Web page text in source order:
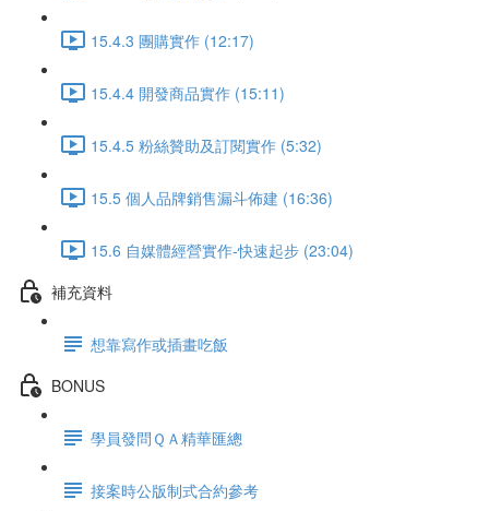
15.4.3 團購實作 (12:17)
15.4.4 開發商品實作 (15:11)
15.4.5 粉絲贊助及訂閱實作 (5:32)
15.5 個人品牌銷售漏斗佈建 (16:36)
15.6 自媒體經營實作-快速起步 (23:04)
補充資料
想靠寫作或插畫吃飯
BONUS
學員發問ＱＡ精華匯總
接案時公版制式合約參考